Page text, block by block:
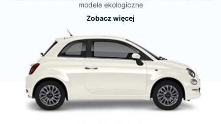
modele ekologiczne
Zobacz więcej